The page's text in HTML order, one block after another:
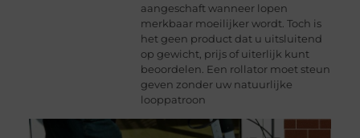
aangeschaft wanneer lopen
merkbaar moeilijker wordt. Toch is
het geen product dat u uitsluitend
op gewicht, prijs of uiterlijk kunt
beoordelen. Een rollator moet steun
geven zonder uw natuurlijke
looppatroon